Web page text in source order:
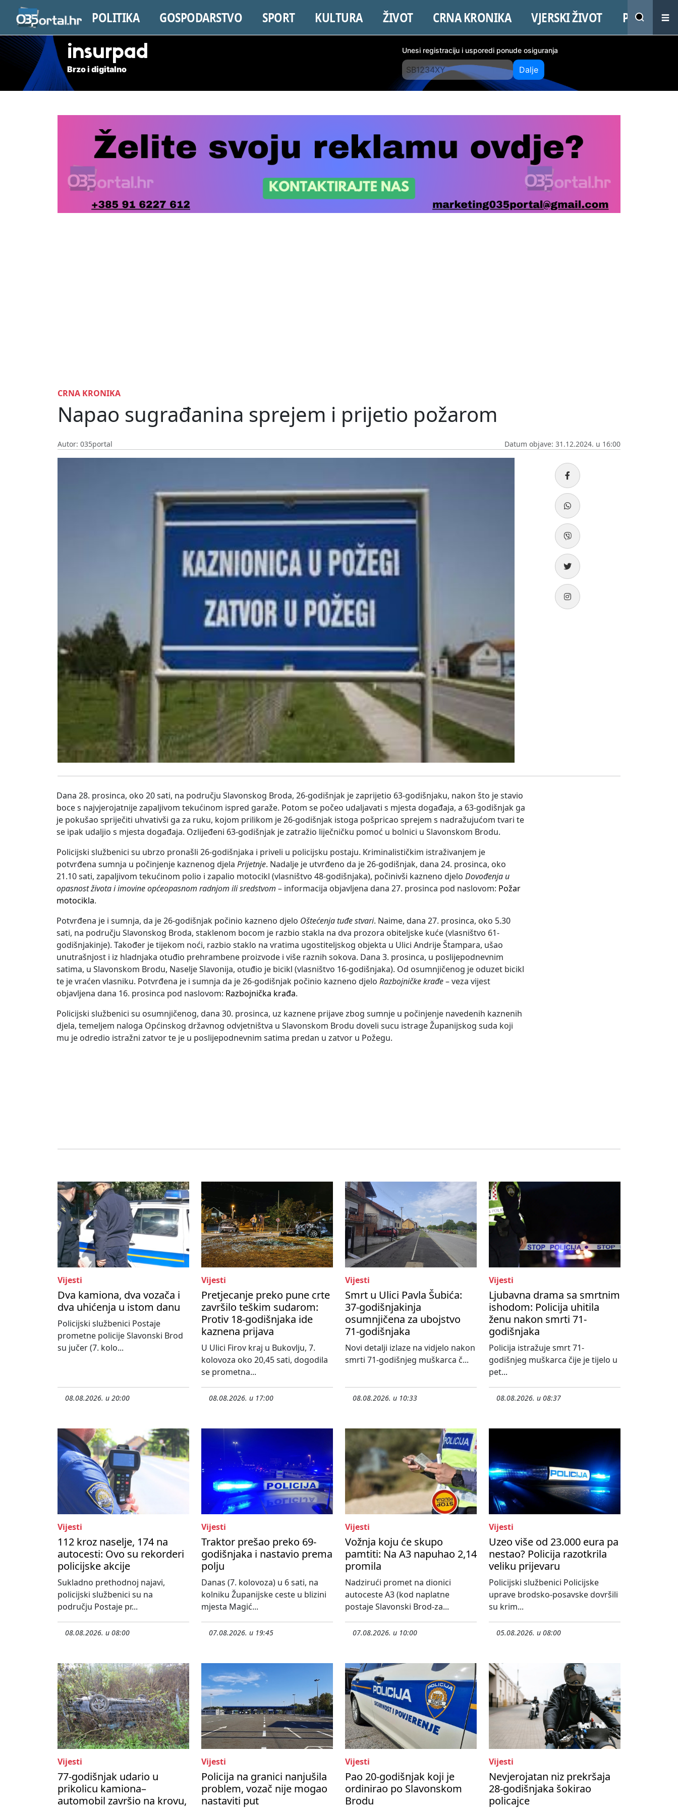
POLITIKA GOSPODARSTVO SPORT KULTURA ŽIVOT CRNA KRONIKA VJERSKI ŽIVOT PROMO
insurpad
Brzo i digitalno
Unesi registraciju i usporedi ponude osiguranja
Dalje
CRNA KRONIKA
Napao sugrađanina sprejem i prijetio požarom
Autor: 035portal Datum objave: 31.12.2024. u 16:00
Dana 28. prosinca, oko 20 sati, na području Slavonskog Broda, 26-godišnjak je zaprijetio 63-godišnjaku, nakon što je stavio
boce s najvjerojatnije zapaljivom tekućinom ispred garaže. Potom se počeo udaljavati s mjesta događaja, a 63-godišnjak ga
je pokušao spriječiti uhvativši ga za ruku, kojom prilikom je 26-godišnjak istoga pošpricao sprejem s nadražujućom tvari te
se ipak udaljio s mjesta događaja. Ozlijeđeni 63-godišnjak je zatražio liječničku pomoć u bolnici u Slavonskom Brodu.
Policijski službenici su ubrzo pronašli 26-godišnjaka i priveli u policijsku postaju. Kriminalističkim istraživanjem je
potvrđena sumnja u počinjenje kaznenog djela Prijetnje. Nadalje je utvrđeno da je 26-godišnjak, dana 24. prosinca, oko
21.10 sati, zapaljivom tekućinom polio i zapalio motocikl (vlasništvo 48-godišnjaka), počinivši kazneno djelo Dovođenja u
opasnost života i imovine općeopasnom radnjom ili sredstvom – informacija objavljena dana 27. prosinca pod naslovom: Požar
motocikla.
Potvrđena je i sumnja, da je 26-godišnjak počinio kazneno djelo Oštećenja tuđe stvari. Naime, dana 27. prosinca, oko 5.30
sati, na području Slavonskog Broda, staklenom bocom je razbio stakla na dva prozora obiteljske kuće (vlasništvo 61-
godišnjakinje). Također je tijekom noći, razbio staklo na vratima ugostiteljskog objekta u Ulici Andrije Štampara, ušao
unutrašnjost i iz hladnjaka otuđio prehrambene proizvode i više raznih sokova. Dana 3. prosinca, u poslijepodnevnim
satima, u Slavonskom Brodu, Naselje Slavonija, otuđio je bicikl (vlasništvo 16-godišnjaka). Od osumnjičenog je oduzet bicikl
te je vraćen vlasniku. Potvrđena je i sumnja da je 26-godišnjak počinio kazneno djelo Razbojničke krađe– veza vijest
objavljena dana 16. prosinca pod naslovom: Razbojnička krađa.
Policijski službenici su osumnjičenog, dana 30. prosinca, uz kaznene prijave zbog sumnje u počinjenje navedenih kaznenih
djela, temeljem naloga Općinskog državnog odvjetništva u Slavonskom Brodu doveli sucu istrage Županijskog suda koji
mu je odredio istražni zatvor te je u poslijepodnevnim satima predan u zatvor u Požegu.
Vijesti
Dva kamiona, dva vozača i
dva uhićenja u istom danu
Policijski službenici Postaje
prometne policije Slavonski Brod
su jučer (7. kolo...
08.08.2026. u 20:00
Vijesti
Pretjecanje preko pune crte
završilo teškim sudarom:
Protiv 18-godišnjaka ide
kaznena prijava
U Ulici Firov kraj u Bukovlju, 7.
kolovoza oko 20,45 sati, dogodila
se prometna...
08.08.2026. u 17:00
Vijesti
Smrt u Ulici Pavla Šubića:
37-godišnjakinja
osumnjičena za ubojstvo
71-godišnjaka
Novi detalji izlaze na vidjelo nakon
smrti 71-godišnjeg muškarca č...
08.08.2026. u 10:33
Vijesti
Ljubavna drama sa smrtnim
ishodom: Policija uhitila
ženu nakon smrti 71-
godišnjaka
Policija istražuje smrt 71-
godišnjeg muškarca čije je tijelo u
pet...
08.08.2026. u 08:37
Vijesti
112 kroz naselje, 174 na
autocesti: Ovo su rekorderi
policijske akcije
Sukladno prethodnoj najavi,
policijski službenici su na
području Postaje pr...
08.08.2026. u 08:00
Vijesti
Traktor prešao preko 69-
godišnjaka i nastavio prema
polju
Danas (7. kolovoza) u 6 sati, na
kolniku Županijske ceste u blizini
mjesta Magić...
07.08.2026. u 19:45
Vijesti
Vožnja koju će skupo
pamtiti: Na A3 napuhao 2,14
promila
Nadzirući promet na dionici
autoceste A3 (kod naplatne
postaje Slavonski Brod-za...
07.08.2026. u 10:00
Vijesti
Uzeo više od 23.000 eura pa
nestao? Policija razotkrila
veliku prijevaru
Policijski službenici Policijske
uprave brodsko-posavske dovršili
su krim...
05.08.2026. u 08:00
Vijesti
77-godišnjak udario u
prikolicu kamiona–
automobil završio na krovu,
Vijesti
Policija na granici nanjušila
problem, vozač nije mogao
nastaviti put
Vijesti
Pao 20-godišnjak koji je
ordinirao po Slavonskom
Brodu
Vijesti
Nevjerojatan niz prekršaja
28-godišnjaka šokirao
policajce